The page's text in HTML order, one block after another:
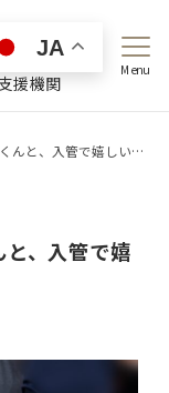
援機関
Menu
と、入管で嬉しい再会
、入管で嬉
JA